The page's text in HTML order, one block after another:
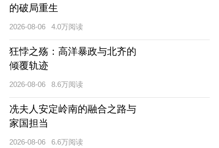
的破局重生
2026-08-06 4.0万阅读
狂悖之殇：高洋暴政与北齐的
倾覆轨迹
2026-08-06 8.6万阅读
冼夫人安定岭南的融合之路与
家国担当
2026-08-06 6.6万阅读